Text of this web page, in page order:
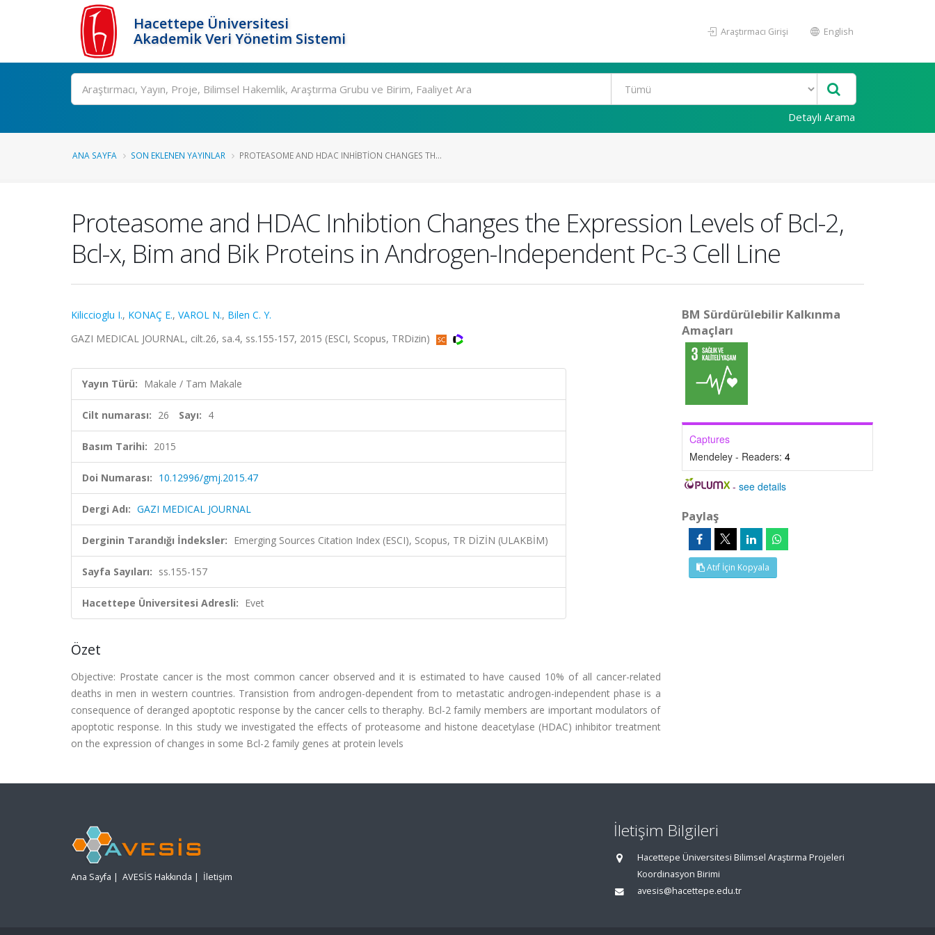
Hacettepe Üniversitesi
Akademik Veri Yönetim Sistemi
Araştırmacı Girişi English
Ara
Detaylı Arama
ANA SAYFA SON EKLENEN YAYINLAR PROTEASOME AND HDAC INHIBTION CHANGES TH...
Proteasome and HDAC Inhibtion Changes the Expression Levels of Bcl-2,
Bcl-x, Bim and Bik Proteins in Androgen-Independent Pc-3 Cell Line
Kiliccioglu I., KONAÇ E., VAROL N., Bilen C. Y.
GAZI MEDICAL JOURNAL, cilt.26, sa.4, ss.155-157, 2015 (ESCI, Scopus, TRDizin)
Yayın Türü: Makale / Tam Makale
Cilt numarası: 26 Sayı: 4
Basım Tarihi: 2015
Doi Numarası: 10.12996/gmj.2015.47
Dergi Adı: GAZI MEDICAL JOURNAL
Derginin Tarandığı İndeksler: Emerging Sources Citation Index (ESCI), Scopus, TR DİZİN (ULAKBİM)
Sayfa Sayıları: ss.155-157
Hacettepe Üniversitesi Adresli: Evet
Özet
Objective: Prostate cancer is the most common cancer observed and it is estimated to have caused 10% of all cancer-related
deaths in men in western countries. Transistion from androgen-dependent from to metastatic androgen-independent phase is a
consequence of deranged apoptotic response by the cancer cells to theraphy. Bcl-2 family members are important modulators of
apoptotic response. In this study we investigated the effects of proteasome and histone deacetylase (HDAC) inhibitor treatment
on the expression of changes in some Bcl-2 family genes at protein levels
BM Sürdürülebilir Kalkınma
Amaçları
Captures
Mendeley - Readers: 4
-see details
Paylaş
Atıf İçin Kopyala
Ana Sayfa | AVESİS Hakkında | İletişim
İletişim Bilgileri
Hacettepe Üniversitesi Bilimsel Araştırma Projeleri
Koordinasyon Birimi
avesis@hacettepe.edu.tr